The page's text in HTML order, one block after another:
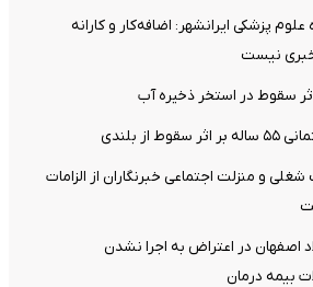
پزشکی ایرانشهر: اضافه‌کار و کارانه
خبری نیست
اثر سقوط در استخر ذخیره آب
بلندی
و منزلت اجتماعی خبرنگاران از الزامات
اصفهان در اعتراض به اجرا نشدن
بیمه درمان